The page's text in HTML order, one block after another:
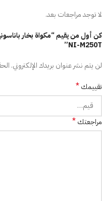
لا توجد مراجعات بعد.
NI-M250T”
لن يتم نشر عنوان بريدك الإلكتروني.
تقييمك*
مراجعتك*